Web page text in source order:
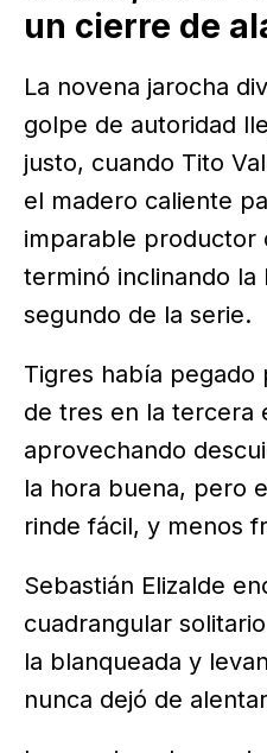
un cierre de
La novena jarocha
golpe de autoridad
justo, cuando Tito
el madero caliente
imparable productor
terminó inclinando la
segundo de la serie.
Tigres había
de tres en la tercera
aprovechando
la hora buena, pero
rinde fácil, y menos
Sebastián Elizalde
cuadrangular
la blanqueada y
nunca dejó de